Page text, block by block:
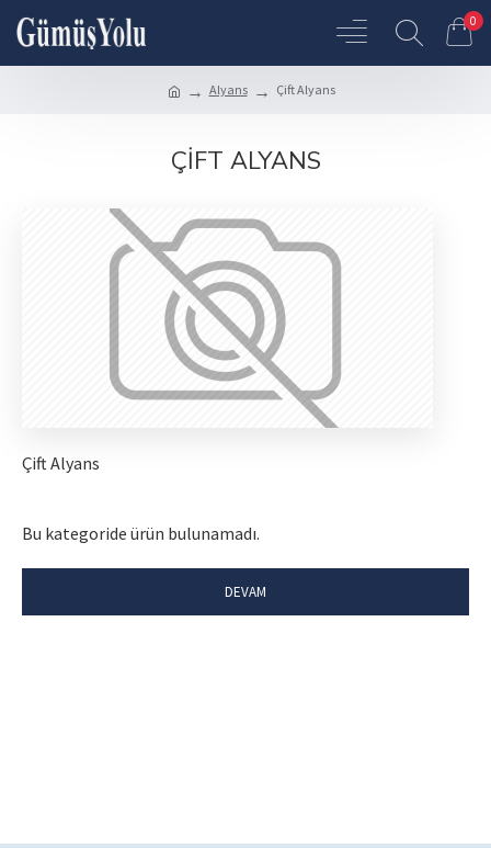
0
Alyans Çift Alyans
ÇIFT ALYANS
Çift Alyans
Bu kategoride ürün bulunamadı.
DEVAM